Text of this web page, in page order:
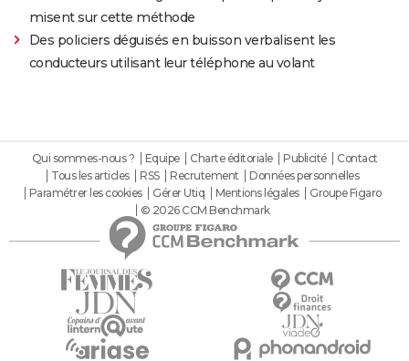
misent sur cette méthode
Des policiers déguisés en buisson verbalisent les
conducteurs utilisant leur téléphone au volant
Qui sommes-nous ? Equipe Charte éditoriale Publicité
Contact
Tous les articles
RSS Recrutement
Données personnelles
Paramétrer les cookies
Gérer Utiq Mentions légales
Groupe Figaro
© 2026 CCM Benchmark